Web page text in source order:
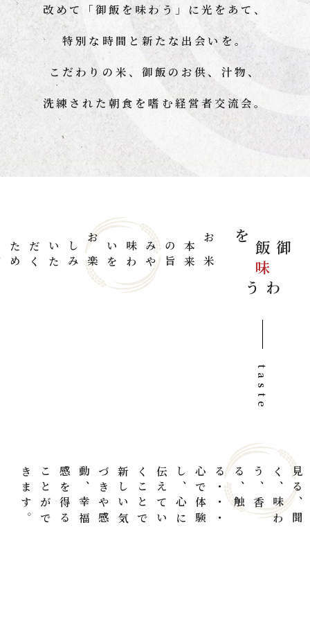
改めて「御飯を味わう」に光をあて、
特別な時間と新たな出会いを。
こだわりの米、御飯のお供、汁物、
洗練された朝食を嗜む経営者交流会。
お
米
本
来
の
旨
み
や
味
わ
い
を
お
楽
し
み
い
た
だ
く
た
め
に
、
品
種
や
炊
き
方
に
拘
り
ま
した
味
わう
taste
見
る
、
聞
く
、
味
わ
う
、
香
る
、
触
る
・
・
・
心
で
体
験
し
、
心
に
伝
え
て
い
く
こ
と
で
新
し
い
気
づ
き
や
感
動
、
幸
福
感
を
得
る
こ
と
が
で
き
ま
す
。